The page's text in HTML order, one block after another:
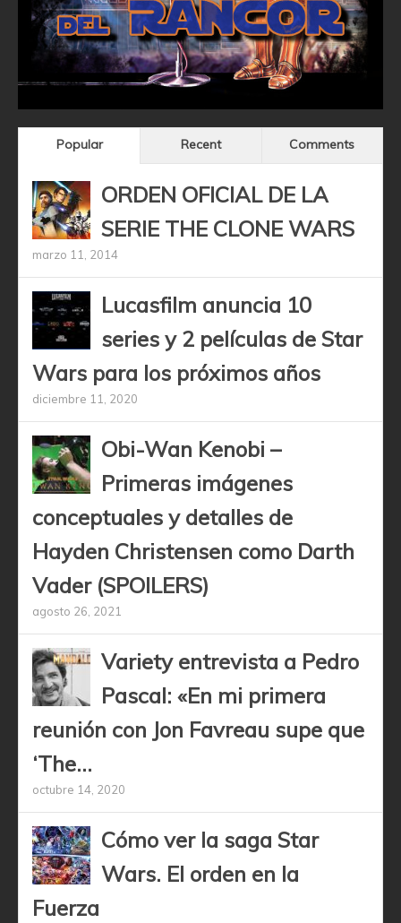
Popular Recent Comments
ORDEN OFICIAL DE LA
SERIE THE CLONE WARS
marzo 11, 2014
Lucasfilm anuncia 10
series y 2 películas de Star
Wars para los próximos años
diciembre 11, 2020
Obi-Wan Kenobi –
Primeras imágenes
conceptuales y detalles de
Hayden Christensen como Darth
Vader (SPOILERS)
agosto 26, 2021
Variety entrevista a Pedro
Pascal: «En mi primera
reunión con Jon Favreau supe que
‘The...
octubre 14, 2020
Cómo ver la saga Star
Wars. El orden en la
Fuerza